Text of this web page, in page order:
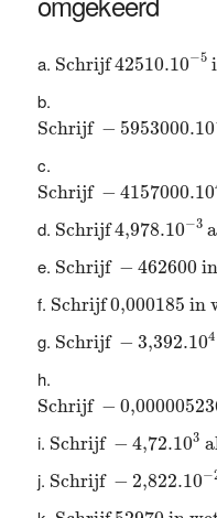
Schrijf 42510.10−5
Schrijf 42510.10− 5
Schrijf − 5953000.10
Schrijf 5953000.10
Schrijf − 4157000.10
Schrijf 4157000.10
Schrijf 4,978.10−3
Schrijf 4,978.10−
Schrijf − 462600
Schrijf 462600in
Schrijf 0,000185 in
Schrijf0,000185in
Schrijf − 3,392.104
Schrijf 3,392.104
Schrijf − 0,000
Schrijf 0,000
Schrijf − 4,72.103
Schrijf ,72.103
Schrijf − 2,822.10−
Schrijf 2,822.10−
Schrijf52970in